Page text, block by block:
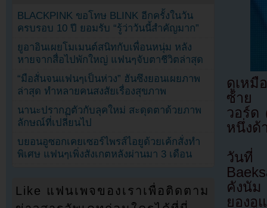
ดูเหมื
ซ้าย
วอร์ด
หนึ่งด้
วันที่
คังนัม
ยองอู
BLACKPINK ขอโทษ BLINK อีกครั้งในวัน
ครบรอบ 10 ปี ยอมรับ “รู้ว่าวันนี้สำคัญมาก”
ยูอาอินเผยโมเมนต์สนิทกับเพื่อนหนุ่ม หลัง
หายจากสื่อไปพักใหญ่ แฟนๆจับตาชีวิตล่าสุด
“มือสั่นจนแฟนๆเป็นห่วง” ฮันซึงยอนเผยภาพ
ล่าสุด ทำหลายคนสงสัยเรื่องสุขภาพ
นานะปรากฏตัวกับลุคใหม่ สะดุดตาด้วยภาพ
ลักษณ์ที่เปลี่ยนไป
บยอนอูซอกเคยเซอร์ไพรส์ไอยูด้วยเค้กสั่งทำ
พิเศษ แฟนๆเพิ่งสังเกตหลังผ่านมา 3 เดือน
Like แฟนเพจของเราเพื่อติดตาม